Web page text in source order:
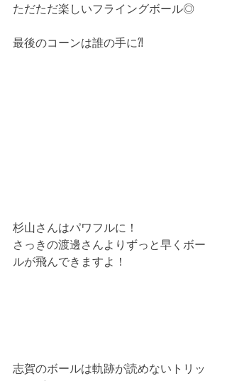
ただただ楽しいフライングボール◎
最後のコーンは誰の手に⁈
杉山さんはパワフルに！
さっきの渡邊さんよりずっと早くボー
ルが飛んできますよ！
志賀のボールは軌跡が読めないトリッ